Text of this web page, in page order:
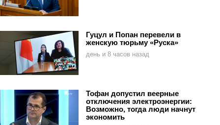
Гуцул и Попан перевели в
женскую тюрьму «Руска»
день и 8 часов назад
Тофан допустил веерные
отключения электроэнергии:
Возможно, тогда люди начнут
экономить